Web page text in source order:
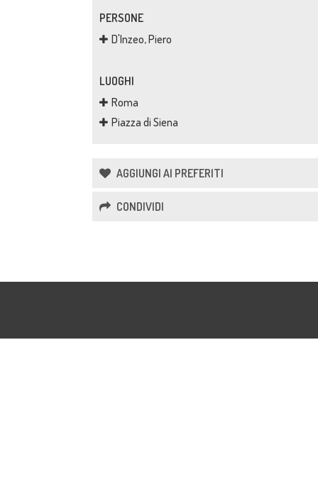
PERSONE
D'Inzeo, Piero
LUOGHI
Roma
Piazza di Siena
AGGIUNGI AI PREFERITI
CONDIVIDI